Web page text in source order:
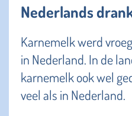
Nederlands
Karnemelk werd
in Nederland. In de
karnemelk ook wel
veel als in Nederland.